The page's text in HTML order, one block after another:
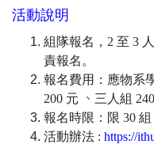
活動說明
組隊報名，2 至 3
責報名。
報名費用： 應物系
200 元 、 三人組
報名時限：限 30 組
活動辦法 : https://